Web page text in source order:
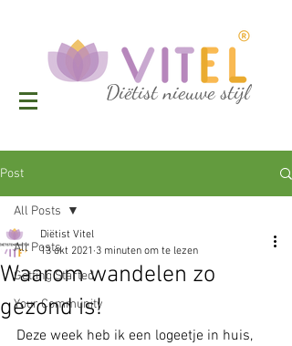
Diëtist nieuwe stijl
Post
All Posts
Getting Started
Your Community
All Posts
Waarom wandelen zo
gezond is!
Diëtist Vitel
13 okt 2021 3 minuten om te lezen
Deze week heb ik een logeetje in huis,